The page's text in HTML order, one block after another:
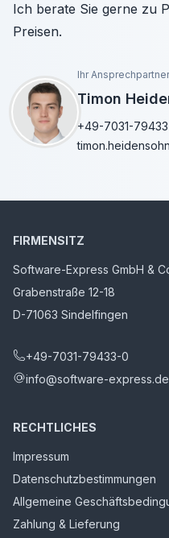
Ich berate Sie gerne zu
Preisen.
Ihr Ansprechpartner
Timon
+49-7031-
FIRMENSITZ
Software-Express GmbH &
Grabenstraße 12-18
D-71063 Sindelfingen
+49-7031-79433-0
info@software-express.de
RECHTLICHES
Impressum
Datenschutzbestimmungen
Allgemeine
Zahlung & Lieferung